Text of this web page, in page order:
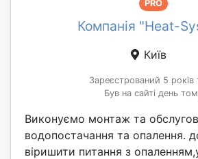
PRO
Компанія "Heat-
Київ
Зареєстрований 5 років
Був на сайті день
Виконуємо монтаж та
водопостачання та опалення.
віришити питання з